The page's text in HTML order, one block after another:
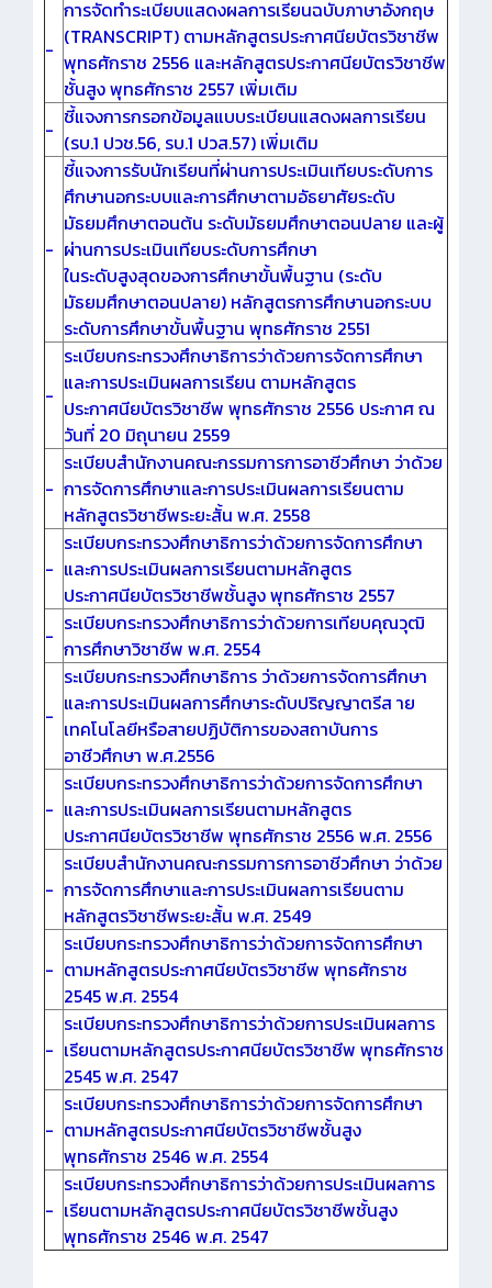
-
การจัดทำระเบียบแสดงผลการเรียนฉบับภาษาอังกฤษ
(TRANSCRIPT) ตามหลักสูตรประกาศนียบัตรวิชาชีพ
พุทธศักราช 2556 และหลักสูตรประกาศนียบัตรวิชาชีพ
ชั้นสูง พุทธศักราช 2557 เพิ่มเติม
- ชี้แจงการกรอกข้อมูลแบบระเบียนแสดงผลการเรียน
(รบ.1 ปวช.56, รบ.1 ปวส.57) เพิ่มเติม
-
ชี้แจงการรับนักเรียนที่ผ่านการประเมินเทียบระดับการ
ศึกษานอกระบบและการศึกษาตามอัธยาศัยระดับ
มัธยมศึกษาตอนต้น ระดับมัธยมศึกษาตอนปลาย และผู้
ผ่านการประเมินเทียบระดับการศึกษา
ในระดับสูงสุดของการศึกษาขั้นพื้นฐาน (ระดับ
มัธยมศึกษาตอนปลาย) หลักสูตรการศึกษานอกระบบ
ระดับการศึกษาขั้นพื้นฐาน พุทธศักราช 2551
-
ระเบียบกระทรวงศึกษาธิการว่าด้วยการจัดการศึกษา
และการประเมินผลการเรียน ตามหลักสูตร
ประกาศนียบัตรวิชาชีพ พุทธศักราช 2556 ประกาศ ณ
วันที่ 20 มิถุนายน 2559
-
ระเบียบสำนักงานคณะกรรมการการอาชีวศึกษา ว่าด้วย
การจัดการศึกษาและการประเมินผลการเรียนตาม
หลักสูตรวิชาชีพระยะสั้น พ.ศ. 2558
-
ระเบียบกระทรวงศึกษาธิการว่าด้วยการจัดการศึกษา
และการประเมินผลการเรียนตามหลักสูตร
ประกาศนียบัตรวิชาชีพชั้นสูง พุทธศักราช 2557
- ระเบียบกระทรวงศึกษาธิการว่าด้วยการเทียบคุณวุฒิ
การศึกษาวิชาชีพ พ.ศ. 2554
-
ระเบียบกระทรวงศึกษาธิการ ว่าด้วยการจัดการศึกษา
และการประเมินผลการศึกษาระดับปริญญาตรีส าย
เทคโนโลยีหรือสายปฏิบัติการของสถาบันการ
อาชีวศึกษา พ.ศ.2556
-
ระเบียบกระทรวงศึกษาธิการว่าด้วยการจัดการศึกษา
และการประเมินผลการเรียนตามหลักสูตร
ประกาศนียบัตรวิชาชีพ พุทธศักราช 2556 พ.ศ. 2556
-
ระเบียบสำนักงานคณะกรรมการการอาชีวศึกษา ว่าด้วย
การจัดการศึกษาและการประเมินผลการเรียนตาม
หลักสูตรวิชาชีพระยะสั้น พ.ศ. 2549
-
ระเบียบกระทรวงศึกษาธิการว่าด้วยการจัดการศึกษา
ตามหลักสูตรประกาศนียบัตรวิชาชีพ พุทธศักราช
2545 พ.ศ. 2554
-
ระเบียบกระทรวงศึกษาธิการว่าด้วยการประเมินผลการ
เรียนตามหลักสูตรประกาศนียบัตรวิชาชีพ พุทธศักราช
2545 พ.ศ. 2547
-
ระเบียบกระทรวงศึกษาธิการว่าด้วยการจัดการศึกษา
ตามหลักสูตรประกาศนียบัตรวิชาชีพชั้นสูง
พุทธศักราช 2546 พ.ศ. 2554
-
ระเบียบกระทรวงศึกษาธิการว่าด้วยการประเมินผลการ
เรียนตามหลักสูตรประกาศนียบัตรวิชาชีพชั้นสูง
พุทธศักราช 2546 พ.ศ. 2547